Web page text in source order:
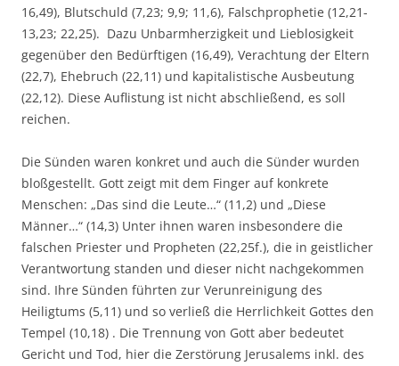
16,49), Blutschuld (7,23; 9,9; 11,6), Falschprophetie (12,21-
13,23; 22,25). Dazu Unbarmherzigkeit und Lieblosigkeit
gegenüber den Bedürftigen (16,49), Verachtung der Eltern
(22,7), Ehebruch (22,11) und kapitalistische Ausbeutung
(22,12). Diese Auflistung ist nicht abschließend, es soll
reichen.
Die Sünden waren konkret und auch die Sünder wurden
bloßgestellt. Gott zeigt mit dem Finger auf konkrete
Menschen: „Das sind die Leute…“ (11,2) und „Diese
Männer…“ (14,3) Unter ihnen waren insbesondere die
falschen Priester und Propheten (22,25f.), die in geistlicher
Verantwortung standen und dieser nicht nachgekommen
sind. Ihre Sünden führten zur Verunreinigung des
Heiligtums (5,11) und so verließ die Herrlichkeit Gottes den
Tempel (10,18) . Die Trennung von Gott aber bedeutet
Gericht und Tod, hier die Zerstörung Jerusalems inkl. des